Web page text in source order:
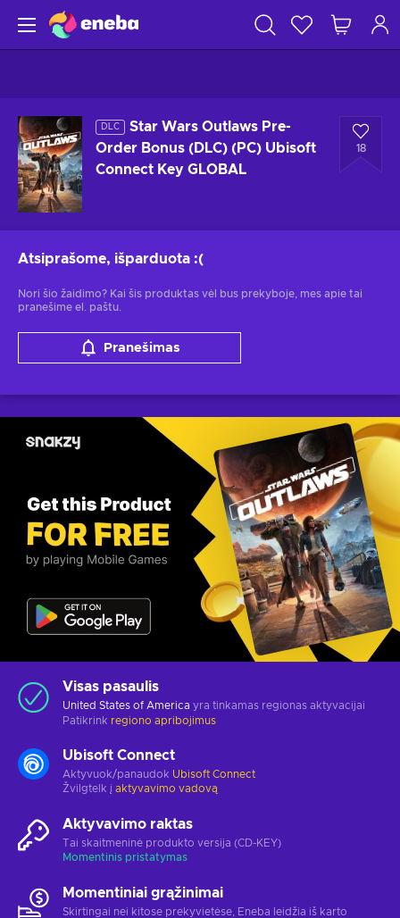
DLC
Star Wars Outlaws Pre-
Order Bonus (DLC) (PC) Ubisoft
Connect Key GLOBAL
18
Atsiprašome, išparduota :(
Nori šio žaidimo? Kai šis produktas vėl bus prekyboje, mes apie tai
pranešime el. paštu.
Pranešimas
Visas pasaulis
United States of America yra tinkamas regionas aktyvacijai
Patikrink regiono apribojimus
Ubisoft Connect
Aktyvuok/panaudok Ubisoft Connect
Žvilgtelk į aktyvavimo vadovą
Aktyvavimo raktas
Tai skaitmeninė produkto versija (CD-KEY)
Momentinis pristatymas
Momentiniai grąžinimai
Skirtingai nei kitose prekyvietėse, Eneba leidžia iš karto